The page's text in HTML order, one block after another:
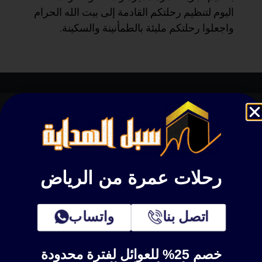
اليوم لتنظيم رحلتكم القادمة إلى بيت الله الحرام
واجعلوا رحلتكم مليئة بالطمأنينة والسكينة.
سبل الهداية
لخدمات المعتمرين عمرة وزيارة
اتصل بنا
رحلات عمرة من الرياض
اتصل بنا واتساب
خصم 25% للعوائل لفترة محدودة